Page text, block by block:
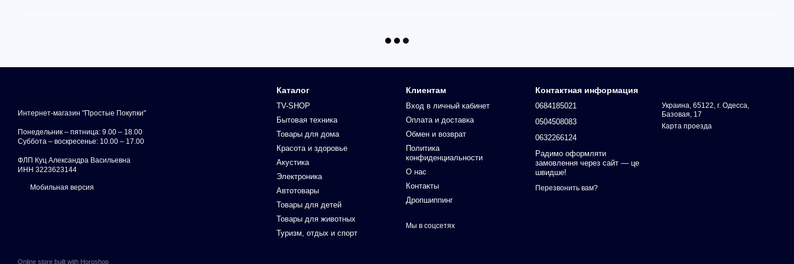
Интернет-магазин "Простые Покупки"
Понедельник – пятница: 9.00 – 18.00
Суббота – воскресенье: 10.00 – 17.00
ФЛП Куц Александра Васильевна
ИНН 3223623144
Мобильная версия
Online store built with Horoshop
Каталог
TV-SHOP
Бытовая техника
Товары для дома
Красота и здоровье
Акустика
Электроника
Автотовары
Товары для детей
Товары для животных
Туризм, отдых и спорт
Клиентам
Вход в личный кабинет
Оплата и доставка
Обмен и возврат
Политика
конфиденциальности
О нас
Контакты
Дропшиппинг
Мы в соцсетях
Контактная информация
0684185021
0504508083
0632266124
Радимо оформляти
замовлення через сайт — це
швидше!
Перезвонить вам?
Украина, 65122, г. Одесса,
Базовая, 17
Карта проезда